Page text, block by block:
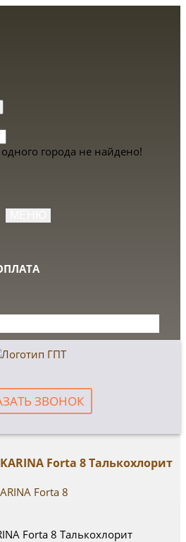
города не найдено!
ЗВОНОК
Forta 8 Талькохлорит
Forta 8 Талькохлорит